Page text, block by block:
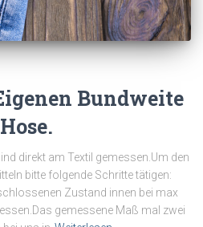
Bundweite
direkt am Textil gemessen.Um den
bitte folgende Schritte tätigen:
Zustand innen bei max
gemessene Maß mal zwei